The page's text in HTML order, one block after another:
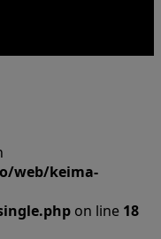
web/keima-
on line 18